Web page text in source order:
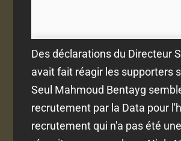
Des déclarations du Directeur
avait fait réagir les supporters
Seul Mahmoud Bentayg
recrutement par la Data pour
recrutement qui n'a pas été